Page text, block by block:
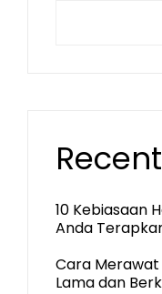
10 Kebiasaan
Anda
Cara
Lama dan